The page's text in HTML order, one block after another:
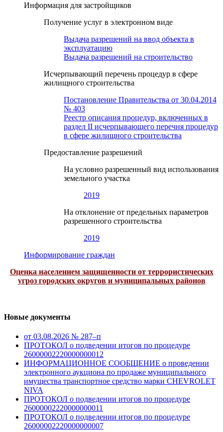
Информация для застройщиков
Получение услуг в электронном виде
Выдача разрешений на ввод объекта в
эксплуатацию
Выдача разрешений на строительство
Исчерпывающий перечень процедур в сфере
жилищного строительства
Постановление Правительства от 30.04.2014
№ 403
Реестр описания процедур, включенных в
раздел II исчерпывающего перечня процедур
в сфере жилищного строительства
Предоставление разрешений
На условно разрешенный вид использования
земельного участка
2019
На отклонение от предельных параметров
разрешенного строительства
2019
Информирование граждан
Оценка населением защищенности от террористических
угроз городских округов и муниципальных районов
Новые документы
от 03.08.2026 № 287–п
ПРОТОКОЛ о подведении итогов по процедуре
26000002220000000012
ИНФОРМАЦИОННОЕ СООБЩЕНИЕ о проведении
электронного аукциона по продаже муниципального
имущества транспортное средство марки CHEVROLET
NIVA
ПРОТОКОЛ о подведении итогов по процедуре
26000002220000000011
ПРОТОКОЛ о подведении итогов по процедуре
26000002220000000007